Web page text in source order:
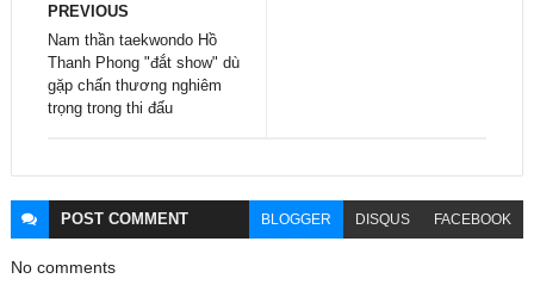
PREVIOUS
Nam thần taekwondo Hồ
Thanh Phong "đắt show" dù
gặp chấn thương nghiêm
trọng trong thi đấu
POST COMMENT BLOGGER DISQUS FACEBOOK
No comments